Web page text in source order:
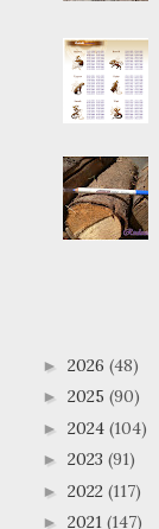
► 2026 (48)
► 2025 (90)
► 2024 (104)
► 2023 (91)
► 2022 (117)
► 2021 (147)